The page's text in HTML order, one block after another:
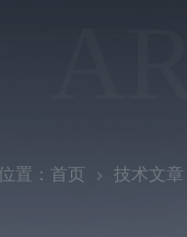
置： 首页 技术文章